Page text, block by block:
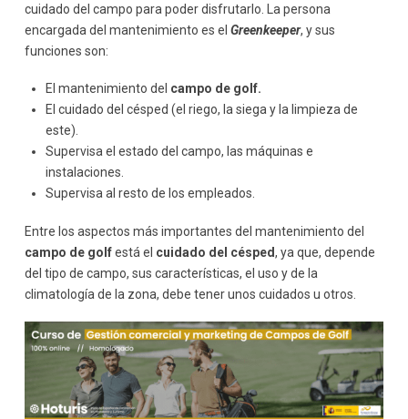
cuidado del campo para poder disfrutarlo. La persona
encargada del mantenimiento es el Greenkeeper, y sus
funciones son:
El mantenimiento del campo de golf.
El cuidado del césped (el riego, la siega y la limpieza de
este).
Supervisa el estado del campo, las máquinas e
instalaciones.
Supervisa al resto de los empleados.
Entre los aspectos más importantes del mantenimiento del
campo de golfestá el cuidado del césped, ya que, depende
del tipo de campo, sus características, el uso y de la
climatología de la zona, debe tener unos cuidados u otros.